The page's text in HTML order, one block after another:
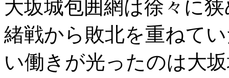
大坂城包囲網は徐々に
緒戦から敗北を重ねて
い働きが光ったのは大